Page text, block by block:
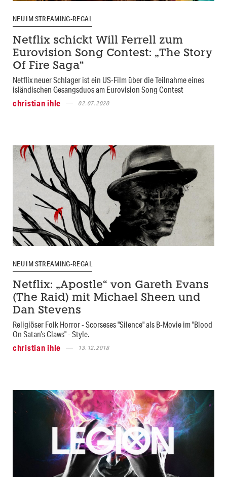
NEU IM STREAMING-REGAL
Netflix schickt Will Ferrell zum
Eurovision Song Contest: „The Story
Of Fire Saga“
Netflix neuer Schlager ist ein US-Film über die Teilnahme eines
isländischen Gesangsduos am Eurovision Song Contest
christian ihle
02.07.2020
NEU IM STREAMING-REGAL
Netflix: „Apostle“ von Gareth Evans
(The Raid) mit Michael Sheen und
Dan Stevens
Religiöser Folk Horror - Scorseses "Silence" als B-Movie im "Blood
On Satan's Claws" - Style.
christian ihle
13.12.2018